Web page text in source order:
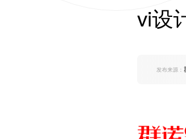
建
康
电商平台网站建设
行业门户网站建设
vi设
发布来源：